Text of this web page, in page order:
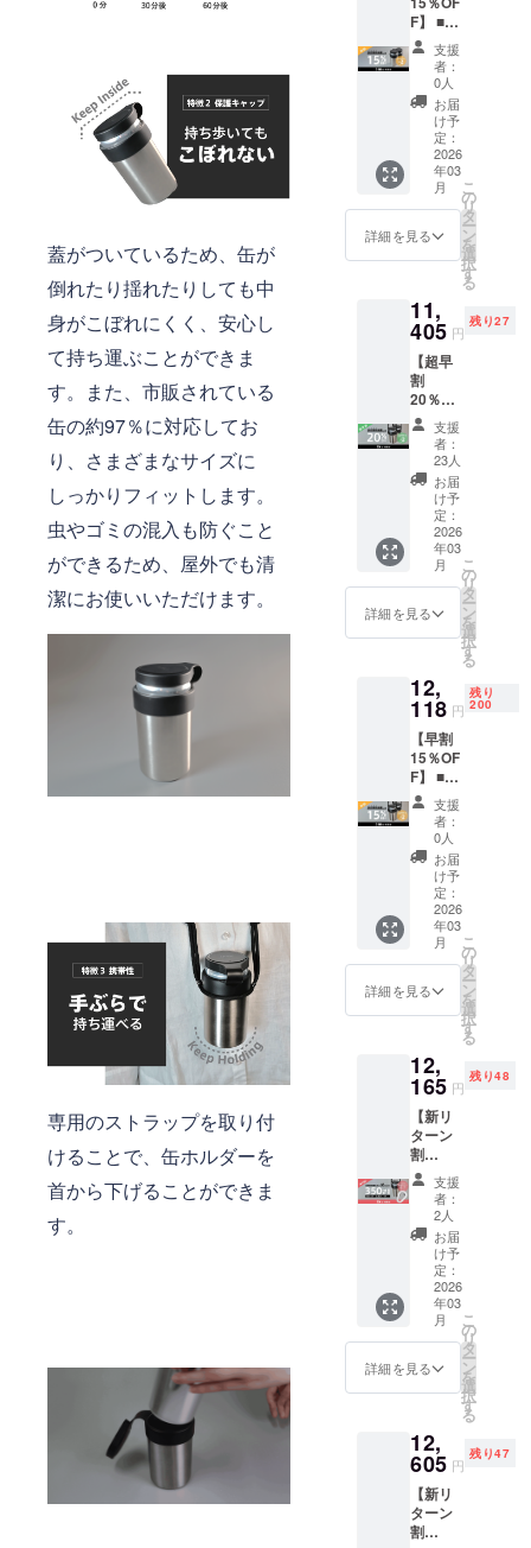
蓋がついているため、缶が
倒れたり揺れたりしても中
身がこぼれにくく、安心し
て持ち運ぶことができま
す。また、市販されている
缶の約97％に対応してお
り、さまざまなサイズに
しっかりフィットします。
虫やゴミの混入も防ぐこと
ができるため、屋外でも清
潔にお使いいただけます。
専用のストラップを取り付
けることで、缶ホルダーを
首から下げることができま
す。
況、製
造工程
上の都
合など
により
出荷時
期が遅
れる場
合がご
ざいま
す。
円 （税
込） ※
送料無
料で
す。 ※
ご注文
状況、
使用部
材の供
給状
況、製
造工程
上の都
期が遅
れる場
ざいま
す。
F】 ■リ
ターン
内容 ・
CanHol
der ×２
セット
■価格
本体価
15%OF
F：
9,313円
（税
予定価
格：
10,956
円 （税
込） ※
送料無
料で
す。 ※
ご注文
状況、
使用部
材の供
給状
況、製
造工程
上の都
合など
れる場
合がご
す。
支援
者：
0人
お届
け予
定：
2026
年03
月
詳細を見る
こ
の
リ
タ
ー
ン
を
選
択
す
る
11,
405 円
残り27
【超早
割
20％OF
F】 ■リ
ターン
内容 ・
CanHol
der ×２
セット
・専用
スト
ラップ×
２本 ■
価格 本
体価格
11,405
円（税
込） 一
般販売
予定価
格：
14,256
円 （税
込） ※
送料無
料で
す。 ※
ご注文
状況、
使用部
材の供
給状
合など
により
期が遅
れる場
合がご
ざいま
す。
支援
者：
23人
お届
け予
定：
2026
年03
月
詳細を見る
こ
の
リ
タ
ー
ン
を
選
択
す
る
12,
118 円
残り
200
【早割
15％OF
F】 ■リ
ターン
内容 ・
CanHol
der ×２
セット
・専用
スト
ラップ×
２本 ■
価格 本
体価格
15%OF
円（税
込） 一
般販売
予定価
格：
14,256
円 （税
込） ※
送料無
料で
す。 ※
ご注文
状況、
使用部
材の供
給状
況、製
により
出荷時
れる場
合がご
ざいま
支援
者：
0人
お届
け予
定：
2026
年03
月
詳細を見る
こ
の
リ
タ
ー
ン
を
選
択
す
る
12,
165 円
残り48
【新リ
ターン
割
20％OF
F】 ■リ
ターン
内容 ・
CanHol
der（35
0ml缶対
応 ）×
１セッ
ト ・専
用スト
ラップ×
プナー×
１個 ■
価格 [本
体価格
20%OF
F：
支援
者：
2人
お届
け予
定：
2026
年03
月
詳細を見る
こ
の
リ
タ
ー
ン
を
選
択
す
る
12,
605 円
残り47
【新リ
ターン
割